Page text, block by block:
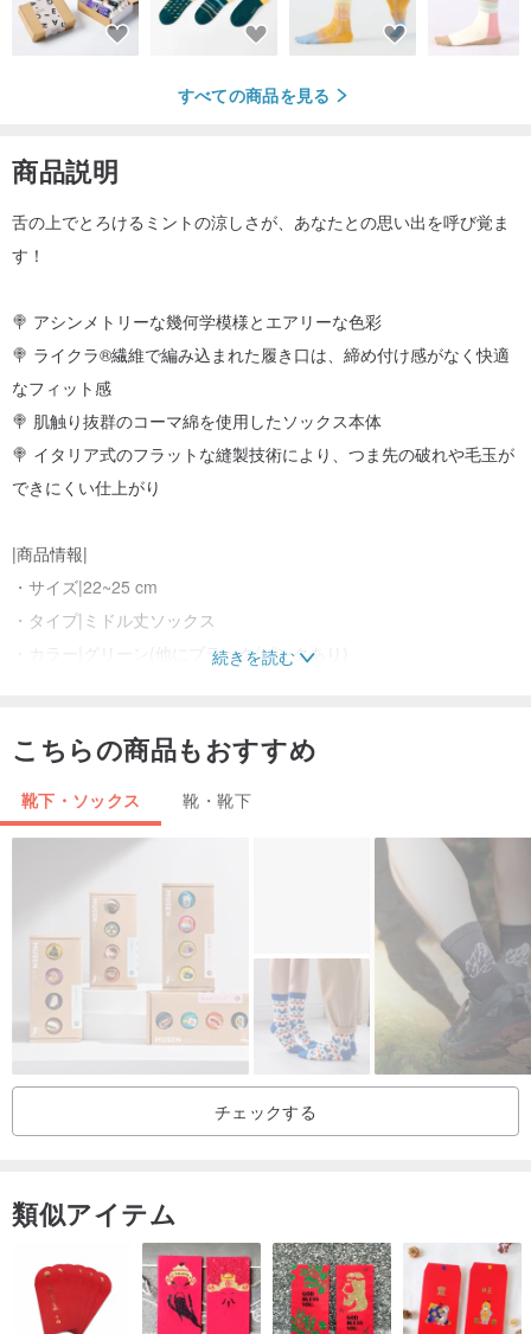
すべての商品を見る
商品説明
舌の上でとろけるミントの涼しさが、あなたとの思い出を呼び覚ま
す！
🍭 アシンメトリーな幾何学模様とエアリーな色彩
🍭 ライクラ®繊維で編み込まれた履き口は、締め付け感がなく快適
なフィット感
🍭 肌触り抜群のコーマ綿を使用したソックス本体
🍭 イタリア式のフラットな縫製技術により、つま先の破れや毛玉が
できにくい仕上がり
|商品情報|
・サイズ|22~25 cm
・タイプ|ミドル丈ソックス
・カラー|グリーン(他にブラック/ピンクあり)
✔ 7日間のお試し期間|未試着、未洗濯の場合返品可能
✔ サイズが合わない場合は交換可能
✔ 1〜5営業日以内に迅速発送
続きを読む
こちらの商品もおすすめ
靴下・ソックス 靴・靴下
チェックする
類似アイテム